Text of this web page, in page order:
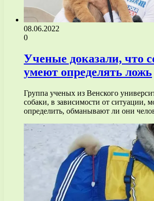
08.06.2022
0
Ученые доказали, что
умеют определять ложь
Группа ученых из Венского
собаки, в зависимости от ситуации,
определить, обманывают ли они